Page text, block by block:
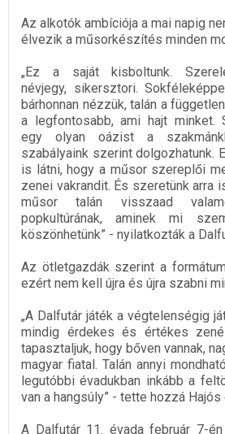
Az alkotók ambíciója a mai napig
élvezik a műsorkészítés minden
„Ez a saját kisboltunk.
névjegy, sikersztori.
bárhonnan nézzük, talán a
a legfontosabb, ami hajt minket.
egy olyan oázist a
szabályaink szerint dolgozhatunk.
is látni, hogy a műsor szereplői
zenei vakrandit. És szeretünk arra
műsor talán visszaad
popkultúrának, aminek mi
köszönhetünk” - nyilatkozták a
Az ötletgazdák szerint a
ezért nem kell újra és újra szabni
„A Dalfutár játék a végtelenségig
mindig érdekes és értékes
tapasztaljuk, hogy bőven vannak,
magyar fiatal. Talán annyi
legutóbbi évadukban inkább a
van a hangsúly” - tette hozzá
A Dalfutár 11. évada február 7-